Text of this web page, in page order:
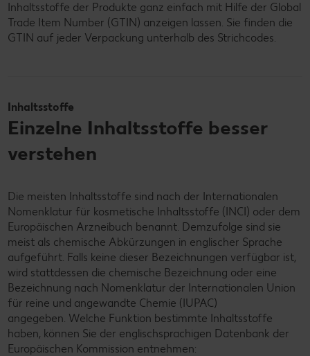
Inhaltsstoffe der Produkte ganz einfach mit Hilfe der Global
Trade Item Number (GTIN) anzeigen lassen. Sie finden die
GTIN auf jeder Verpackung unterhalb des Strichcodes.
Inhaltsstoffe
Einzelne Inhaltsstoffe besser
verstehen
Die meisten Inhaltsstoffe sind nach der Internationalen
Nomenklatur für kosmetische Inhaltsstoffe (INCI) oder dem
Europäischen Arzneibuch benannt. Demzufolge sind sie
meist als chemische Abkürzungen in englischer Sprache
aufgeführt. Falls keine dieser Bezeichnungen verfügbar ist,
wird stattdessen die chemische Bezeichnung oder eine
Bezeichnung nach Nomenklatur der Internationalen Union
für reine und angewandte Chemie (IUPAC)
angegeben. Welche Funktion bestimmte Inhaltsstoffe
haben, können Sie der englischsprachigen Datenbank der
Europäischen Kommission entnehmen: